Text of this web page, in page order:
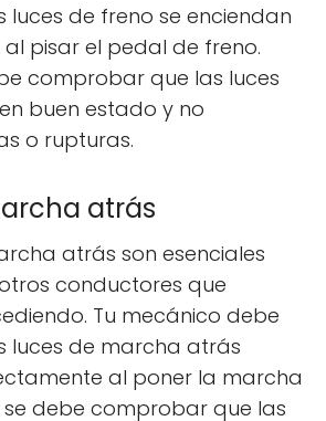
luces de freno se enciendan
pisar el pedal de freno.
comprobar que las luces
buen estado y no
o rupturas.
atrás
atrás son esenciales
conductores que
Tu mecánico debe
luces de marcha atrás
al poner la marcha
se debe comprobar que las